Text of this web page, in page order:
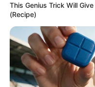
This Genius Trick Will
(Recipe)